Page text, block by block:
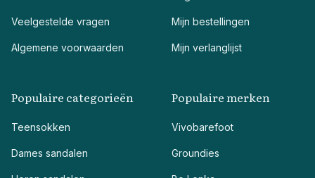
Veelgestelde vragen
Algemene voorwaarden
Mijn bestellingen
Mijn verlanglijst
Populaire categorieën
Teensokken
Dames sandalen
Populaire merken
Vivobarefoot
Groundies